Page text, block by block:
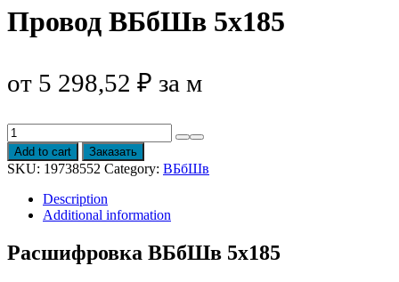
Провод ВБбШв 5х185
от 5 298,52 ₽ за м
Провод
ВБбШв
5х185
quantity
Add to cart Заказать
SKU: 19738552 Category: ВБбШв
Description
Additional information
Расшифровка ВБбШв 5х185